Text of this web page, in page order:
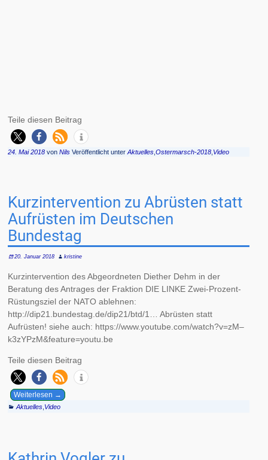
Teile diesen Beitrag
24. Mai 2018 von Nils Veröffentlicht unter Aktuelles, Ostermarsch-2018, Video
Kurzintervention zu Abrüsten statt
Aufrüsten im Deutschen
Bundestag
20. Januar 2018 kristine
Kurzintervention des Abgeordneten Diether Dehm in der
Beratung des Antrages der Fraktion DIE LINKE Zwei-Prozent-
Rüstungsziel der NATO ablehnen:
http://dip21.bundestag.de/dip21/btd/1… Abrüsten statt
Aufrüsten! siehe auch: https://www.youtube.com/watch?v=zM–
k3zYPzM&feature=youtu.be
Teile diesen Beitrag
Weiterlesen →
Aktuelles, Video